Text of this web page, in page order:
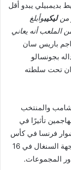
بديمبيلي يبدو أقل
منليكيبوأبلغ
الملعب أنه يعاني
باريس سان
93 وتم استبداله بجونسالو
تحت سلطته
والمنتخب
تأثيرًا في
فرنسا في كأس
العالم. وتفتتح فرنسا مشوارها في البطولة بمواجهة السنغال في 16
المجموعات.